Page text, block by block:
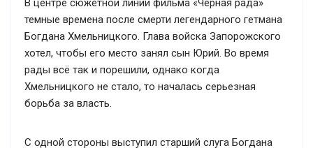
В центре сюжетной линии фильма «Черная рада»
темные времена после смерти легендарного гетмана
Богдана Хмельницкого. Глава войска Запорожского
хотел, чтобы его место занял сын Юрий. Во время
рады всё так и порешили, однако когда
Хмельницкого не стало, то началась серьезная
борьба за власть.
С одной стороны выступил старший слуга Богдана